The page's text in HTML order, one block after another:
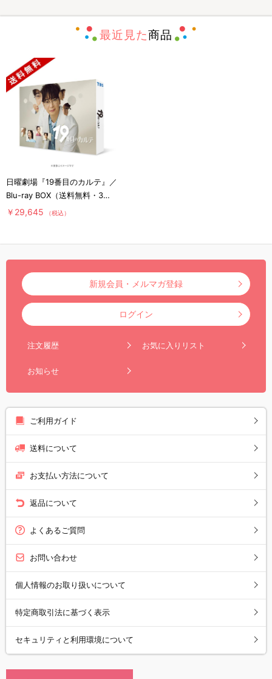
最近見た商品
日曜劇場『19番目のカルテ』／
Blu-ray BOX（送料無料・3枚
組）
￥29,645 （税込）
新規会員・メルマガ登録
ログイン
注文履歴 お気に入りリスト
お知らせ
ご利用ガイド
送料について
お支払い方法について
返品について
よくあるご質問
お問い合わせ
個人情報のお取り扱いについて
特定商取引法に基づく表示
セキュリティと利用環境について